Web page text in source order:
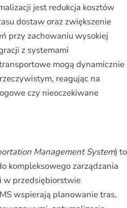
jest redukcja kosztów
dostaw oraz zwiększenie
przy zachowaniu wysokiej
z systemami
mogą dynamicznie
reagując na
czy nieoczekiwane
Management System) to
kompleksowego zarządzania
w przedsiębiorstwie
wspierają planowanie tras,